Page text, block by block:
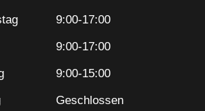
9:00-17:00
9:00-17:00
9:00-15:00
Geschlossen